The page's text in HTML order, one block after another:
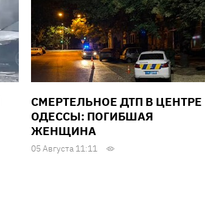
СМЕРТЕЛЬНОЕ ДТП В ЦЕНТРЕ
ОДЕССЫ: ПОГИБШАЯ
ЖЕНЩИНА
05 Августа 11:11